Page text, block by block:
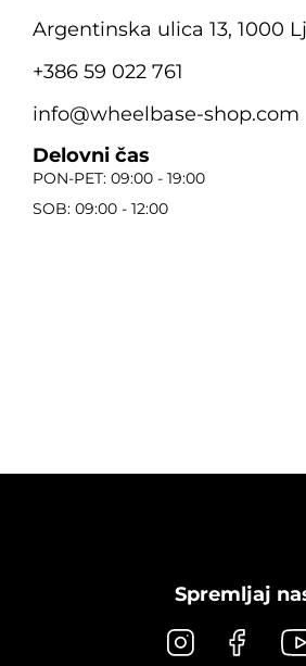
Argentinska ulica 13, 1000
+386 59 022 761
info@wheelbase-shop.com
Delovni čas
PON-PET: 09:00 - 19:00
SOB: 09:00 - 12:00
Spremljaj